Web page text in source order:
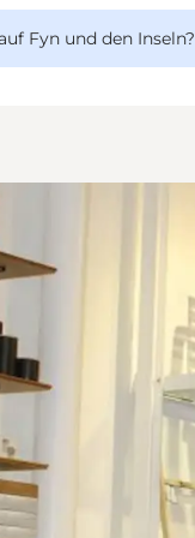
Fyn und den